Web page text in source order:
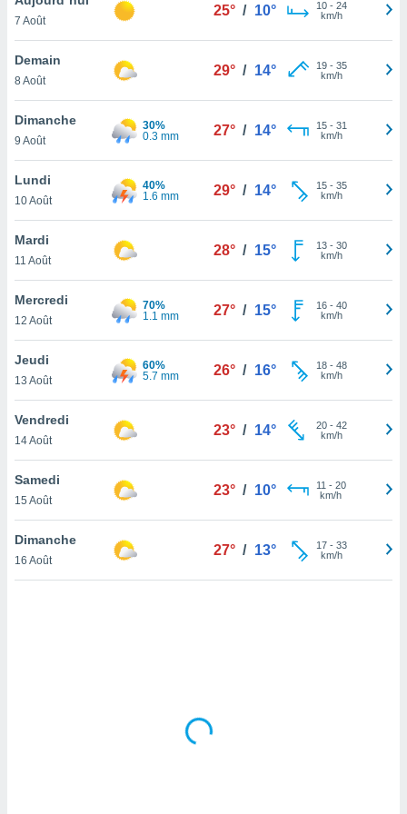
et
»,
au
vous
qu'ils
ou
le
ainsi
un
la
du
en
de
7 Août
25° / 10° 10- 24
km/h
Demain
8 Août
29° / 14° 19- 35
km/h
Dimanche
9 Août
30%
0.3 mm
27° / 14° 15- 31
km/h
Lundi
10 Août
40%
1.6 mm
29° / 14° 15- 35
km/h
Mardi
11 Août
28° / 15° 13- 30
km/h
Mercredi
12 Août
70%
1.1 mm
27° / 15° 16- 40
km/h
Jeudi
13 Août
60%
5.7 mm
26° / 16° 18- 48
km/h
Vendredi
14 Août
23° / 14° 20- 42
km/h
Samedi
15 Août
23° / 10° 11 - 20
km/h
Dimanche
16 Août
27° / 13° 17- 33
km/h